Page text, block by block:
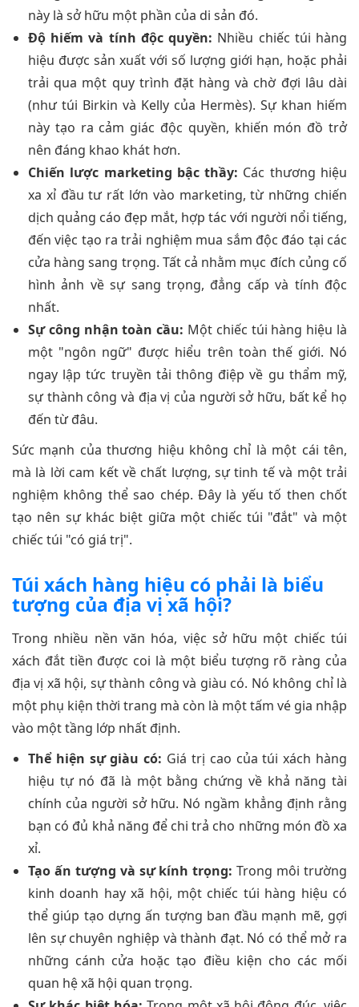
này là sở hữu một phần của di sản đó.
Độ hiếm và tính độc quyền: Nhiều chiếc túi hàng
hiệu được sản xuất với số lượng giới hạn, hoặc phải
trải qua một quy trình đặt hàng và chờ đợi lâu dài
(như túi Birkin và Kelly của Hermès). Sự khan hiếm
này tạo ra cảm giác độc quyền, khiến món đồ trở
nên đáng khao khát hơn.
Chiến lược marketing bậc thầy: Các thương hiệu
xa xỉ đầu tư rất lớn vào marketing, từ những chiến
dịch quảng cáo đẹp mắt, hợp tác với người nổi tiếng,
đến việc tạo ra trải nghiệm mua sắm độc đáo tại các
cửa hàng sang trọng. Tất cả nhằm mục đích củng cố
hình ảnh về sự sang trọng, đẳng cấp và tính độc
nhất.
Sự công nhận toàn cầu: Một chiếc túi hàng hiệu là
một "ngôn ngữ" được hiểu trên toàn thế giới. Nó
ngay lập tức truyền tải thông điệp về gu thẩm mỹ,
sự thành công và địa vị của người sở hữu, bất kể họ
đến từ đâu.
Sức mạnh của thương hiệu không chỉ là một cái tên,
mà là lời cam kết về chất lượng, sự tinh tế và một trải
nghiệm không thể sao chép. Đây là yếu tố then chốt
tạo nên sự khác biệt giữa một chiếc túi "đắt" và một
chiếc túi "có giá trị".
Túi xách hàng hiệu có phải là biểu
tượng của địa vị xã hội?
Trong nhiều nền văn hóa, việc sở hữu một chiếc túi
xách đắt tiền được coi là một biểu tượng rõ ràng của
địa vị xã hội, sự thành công và giàu có. Nó không chỉ là
một phụ kiện thời trang mà còn là một tấm vé gia nhập
vào một tầng lớp nhất định.
Thể hiện sự giàu có: Giá trị cao của túi xách hàng
hiệu tự nó đã là một bằng chứng về khả năng tài
chính của người sở hữu. Nó ngầm khẳng định rằng
bạn có đủ khả năng để chi trả cho những món đồ xa
xỉ.
Tạo ấn tượng và sự kính trọng: Trong môi trường
kinh doanh hay xã hội, một chiếc túi hàng hiệu có
thể giúp tạo dựng ấn tượng ban đầu mạnh mẽ, gợi
lên sự chuyên nghiệp và thành đạt. Nó có thể mở ra
những cánh cửa hoặc tạo điều kiện cho các mối
quan hệ xã hội quan trọng.